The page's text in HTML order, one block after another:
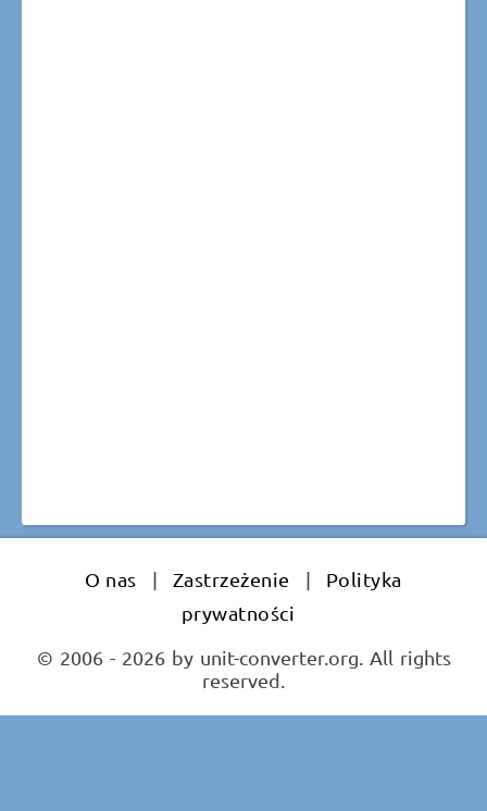
O nas | Zastrzeżenie |
Polityka
prywatności
© 2006 - 2026 by unit-converter.org. All rights
reserved.